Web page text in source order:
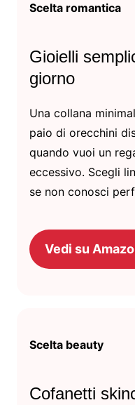
Scelta romantica
Gioielli
giorno
Una collana
paio di orecchini
quando vuoi un
eccessivo. Scegli
se non conosci
Vedi su
Scelta beauty
Cofanetti